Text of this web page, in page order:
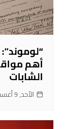
أهم
الشابات
الأحد, 9 أغسطس 2026, 16:54